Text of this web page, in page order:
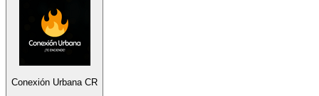
Conexión Urbana CR